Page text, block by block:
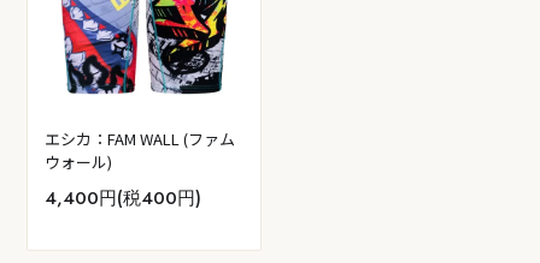
エシカ：FAM WALL (ファム
ウォール)
4,400円(税400円)